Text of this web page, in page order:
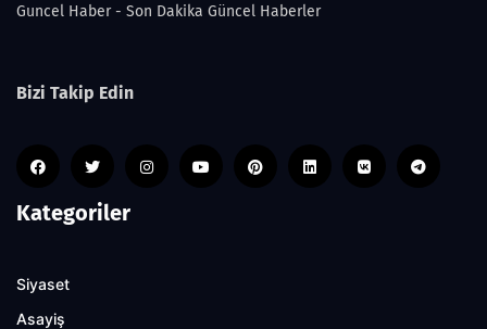
Guncel Haber - Son Dakika Güncel Haberler
Bizi Takip Edin
Kategoriler
Siyaset
Asayiş